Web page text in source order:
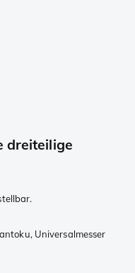
dreiteilige
Universalmesser